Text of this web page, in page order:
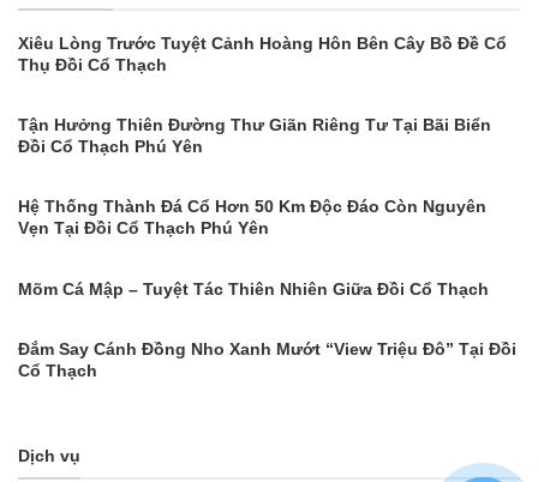
Xiêu Lòng Trước Tuyệt Cảnh Hoàng Hôn Bên Cây Bồ Đề Cổ
Thụ Đồi Cổ Thạch
Tận Hưởng Thiên Đường Thư Giãn Riêng Tư Tại Bãi Biển
Đồi Cổ Thạch Phú Yên
Hệ Thống Thành Đá Cổ Hơn 50 Km Độc Đáo Còn Nguyên
Vẹn Tại Đồi Cổ Thạch Phú Yên
Mõm Cá Mập – Tuyệt Tác Thiên Nhiên Giữa Đồi Cổ Thạch
Đắm Say Cánh Đồng Nho Xanh Mướt “View Triệu Đô” Tại Đồi
Cổ Thạch
Dịch vụ